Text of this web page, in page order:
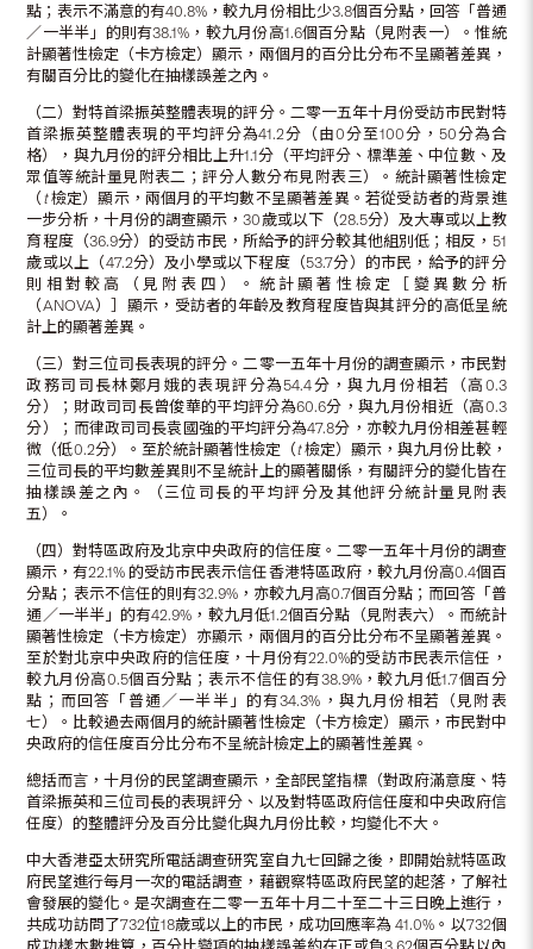
點；表示不滿意的有40.8%，較九月份相比少3.8個百分點，回答「普通
／一半半」的則有38.1%，較九月份高1.6個百分點（見附表一）。惟統
計顯著性檢定（卡方檢定）顯示，兩個月的百分比分布不呈顯著差異，
有關百分比的變化在抽樣誤差之內。
（二）對特首梁振英整體表現的評分。二零一五年十月份受訪市民對特
首梁振英整體表現的平均評分為41.2分（由0分至100分，50分為合
格），與九月份的評分相比上升1.1分（平均評分、標準差、中位數、及
眾值等統計量見附表二；評分人數分布見附表三）。統計顯著性檢定
（t檢定）顯示，兩個月的平均數不呈顯著差異。若從受訪者的背景進
一步分析，十月份的調查顯示，30歲或以下（28.5分）及大專或以上教
育程度（36.9分）的受訪市民，所給予的評分較其他組別低；相反，51
歲或以上（47.2分）及小學或以下程度（53.7分）的市民，給予的評分
則相對較高（見附表四）。統計顯著性檢定［變異數分析
（ANOVA）］顯示，受訪者的年齡及教育程度皆與其評分的高低呈統
計上的顯著差異。
（三）對三位司長表現的評分。二零一五年十月份的調查顯示，市民對
政務司司長林鄭月娥的表現評分為54.4分，與九月份相若（高0.3
分）；財政司司長曾俊華的平均評分為60.6分，與九月份相近（高0.3
分）；而律政司司長袁國強的平均評分為47.8分，亦較九月份相差甚輕
微（低0.2分）。至於統計顯著性檢定（t檢定）顯示，與九月份比較，
三位司長的平均數差異則不呈統計上的顯著關係，有關評分的變化皆在
抽樣誤差之內。（三位司長的平均評分及其他評分統計量見附表
五）。
（四）對特區政府及北京中央政府的信任度。二零一五年十月份的調查
顯示，有22.1% 的受訪市民表示信任香港特區政府，較九月份高0.4個百
分點；表示不信任的則有32.9%，亦較九月高0.7個百分點；而回答「普
通／一半半」的有42.9%，較九月低1.2個百分點（見附表六）。而統計
顯著性檢定（卡方檢定）亦顯示，兩個月的百分比分布不呈顯著差異。
至於對北京中央政府的信任度，十月份有22.0%的受訪市民表示信任，
較九月份高0.5個百分點；表示不信任的有38.9%，較九月低1.7個百分
點；而回答「普通／一半半」的有34.3%，與九月份相若（見附表
七）。比較過去兩個月的統計顯著性檢定（卡方檢定）顯示，市民對中
央政府的信任度百分比分布不呈統計檢定上的顯著性差異。
總括而言，十月份的民望調查顯示，全部民望指標（對政府滿意度、特
首梁振英和三位司長的表現評分、以及對特區政府信任度和中央政府信
任度）的整體評分及百分比變化與九月份比較，均變化不大。
中大香港亞太研究所電話調查研究室自九七回歸之後，即開始就特區政
府民望進行每月一次的電話調查，藉觀察特區政府民望的起落，了解社
會發展的變化。是次調查在二零一五年十月二十至二十三日晚上進行，
共成功訪問了732位18歲或以上的市民，成功回應率為 41.0%。以732個